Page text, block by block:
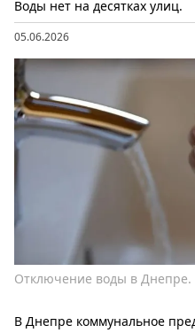
Воды нет на десятках улиц.
05.06.2026
Отключение воды в Днепре.
В Днепре коммунальное